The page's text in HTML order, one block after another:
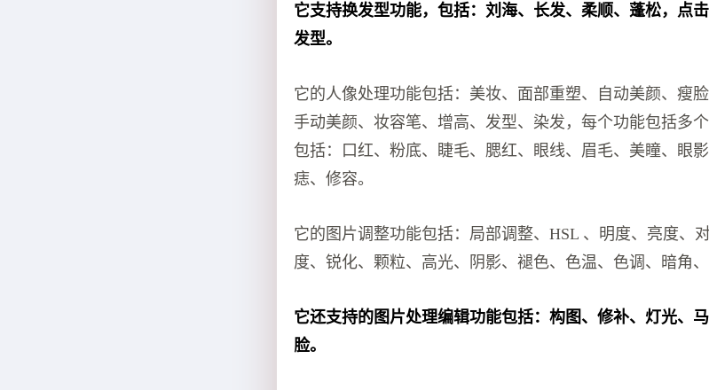
它支持换发型功能，包括：刘海、长发、柔顺、蓬松，点
发型。
它的人像处理功能包括：美妆、面部重塑、自动美颜、瘦
手动美颜、妆容笔、增高、发型、染发，每个功能包括多
包括：口红、粉底、睫毛、腮红、眼线、眉毛、美瞳、眼
痣、修容。
它的图片调整功能包括：局部调整、HSL 、明度、亮度、
度、锐化、颗粒、高光、阴影、褪色、色温、色调、暗角、
它还支持的图片处理编辑功能包括：构图、修补、灯光、
脸。